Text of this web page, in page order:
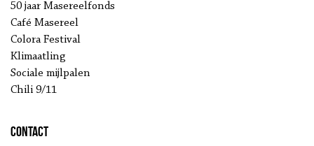
50 jaar Masereelfonds
Café Masereel
Colora Festival
Klimaatling
Sociale mijlpalen
Chili 9/11
Contact